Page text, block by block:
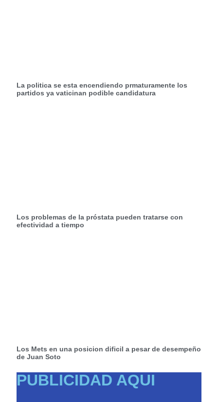
La politica se esta encendiendo prmaturamente los
partidos ya vaticinan podible candidatura
Los problemas de la próstata pueden tratarse con
efectividad a tiempo
Los Mets en una posicion dificil a pesar de desempeño
de Juan Soto
PUBLICIDAD AQUI